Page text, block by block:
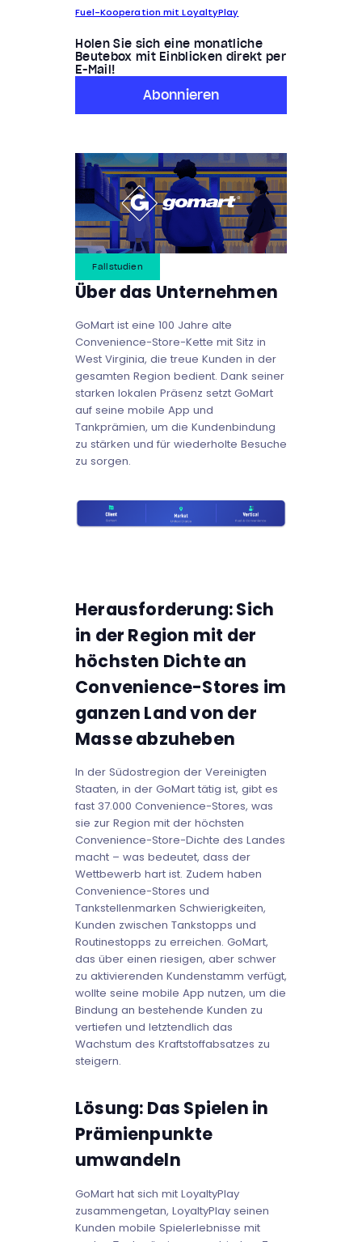
Fuel-Kooperation mit LoyaltyPlay
Holen Sie sich eine monatliche
Beutebox mit Einblicken direkt per
E-Mail!
Abonnieren
Fallstudien
Über das Unternehmen
GoMart ist eine 100 Jahre alte
Convenience-Store-Kette mit Sitz in
West Virginia, die treue Kunden in der
gesamten Region bedient. Dank seiner
starken lokalen Präsenz setzt GoMart
auf seine mobile App und
Tankprämien, um die Kundenbindung
zu stärken und für wiederholte Besuche
zu sorgen.
Herausforderung: Sich
in der Region mit der
höchsten Dichte an
Convenience-Stores im
ganzen Land von der
Masse abzuheben
In der Südostregion der Vereinigten
Staaten, in der GoMart tätig ist, gibt es
fast 37.000 Convenience-Stores, was
sie zur Region mit der höchsten
Convenience-Store-Dichte des Landes
macht – was bedeutet, dass der
Wettbewerb hart ist. Zudem haben
Convenience-Stores und
Tankstellenmarken Schwierigkeiten,
Kunden zwischen Tankstopps und
Routinestopps zu erreichen. GoMart,
das über einen riesigen, aber schwer
zu aktivierenden Kundenstamm verfügt,
wollte seine mobile App nutzen, um die
Bindung an bestehende Kunden zu
vertiefen und letztendlich das
Wachstum des Kraftstoffabsatzes zu
steigern.
Lösung: Das Spielen in
Prämienpunkte
umwandeln
GoMart hat sich mit LoyaltyPlay
zusammengetan, LoyaltyPlay seinen
Kunden mobile Spielerlebnisse mit